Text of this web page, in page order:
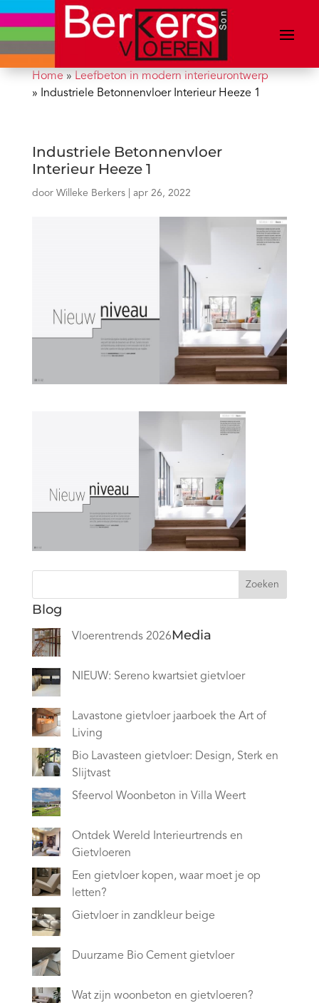
Home» Leefbeton in modern interieurontwerp
»
Industriele Betonnenvloer Interieur Heeze 1
Industriele Betonnenvloer
Interieur Heeze 1
door Willeke Berkers| apr 26, 2022
Zoeken
Blog
Vloerentrends 2026
NIEUW: Sereno kwartsiet gietvloer
Lavastone gietvloer jaarboek the Art of
Living
Bio Lavasteen gietvloer: Design, Sterk en
Slijtvast
Sfeervol Woonbeton in Villa Weert
Ontdek Wereld Interieurtrends en
Gietvloeren
Een gietvloer kopen, waar moet je op
letten?
Gietvloer in zandkleur beige
Duurzame Bio Cement gietvloer
Wat zijn woonbeton en gietvloeren?
Media